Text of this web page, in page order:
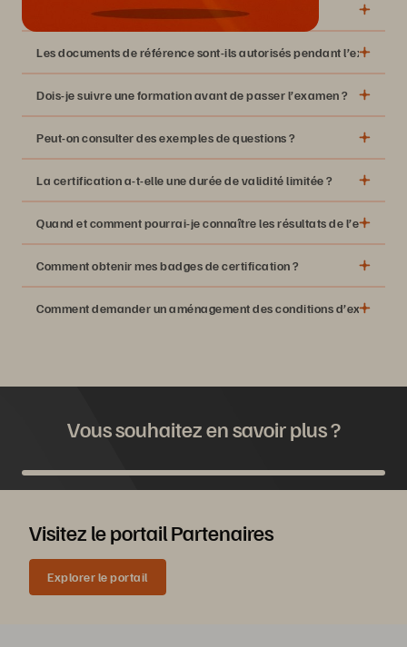
certification, le déroulement de l’examen et l’obtention des
Comment sont gérés les examens Pure Storage ?
Les documents de référence sont-ils autorisés pendant l’examen ?
Dois-je suivre une formation avant de passer l’examen ?
plateforme Pure Storage (PPP)
Peut-on consulter des exemples de questions ?
La certification a-t-elle une durée de validité limitée ?
Quand et comment pourrai-je connaître les résultats de l’examen ?
Comment obtenir mes badges de certification ?
Comment demander un aménagement des conditions d’examen,
Vous souhaitez en savoir plus ?
Visitez le portail Partenaires
Explorer le portail